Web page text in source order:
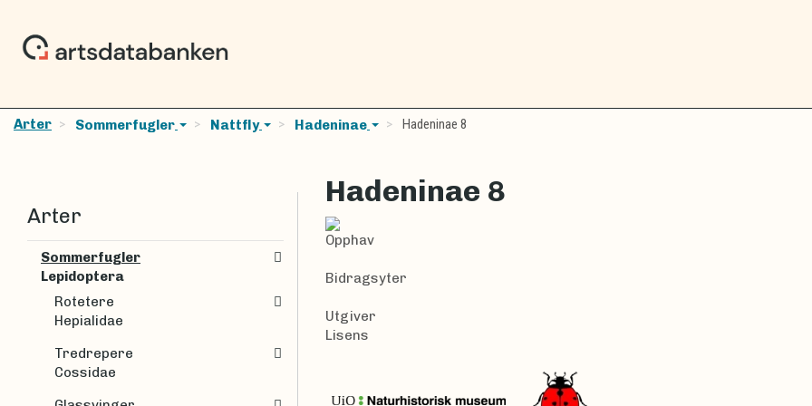
Arter Sommerfugler Nattfly Hadeninae Hadeninae 8
Hadeninae 8
Opphav
Bidragsyter
Utgiver
Lisens
Arter
Sommerfugler
Lepidoptera
Rotetere
Hepialidae
Tredrepere
Cossidae